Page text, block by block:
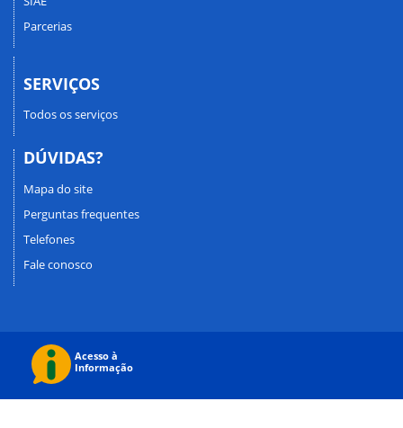
Parcerias
SERVIÇOS
Todos os serviços
DÚVIDAS?
Mapa do site
Perguntas frequentes
Telefones
Fale conosco